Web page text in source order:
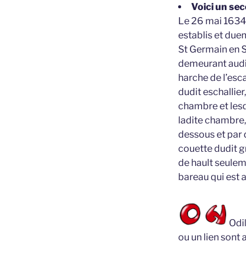
Voici un
Le 26 mai
establis et
St Germain en
demeurant
harche de
dudit
chambre et
ladite
dessous et par
couette dudit
de hault
bareau qui est
ou un lien sont